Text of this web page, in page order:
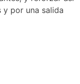
y por una salida